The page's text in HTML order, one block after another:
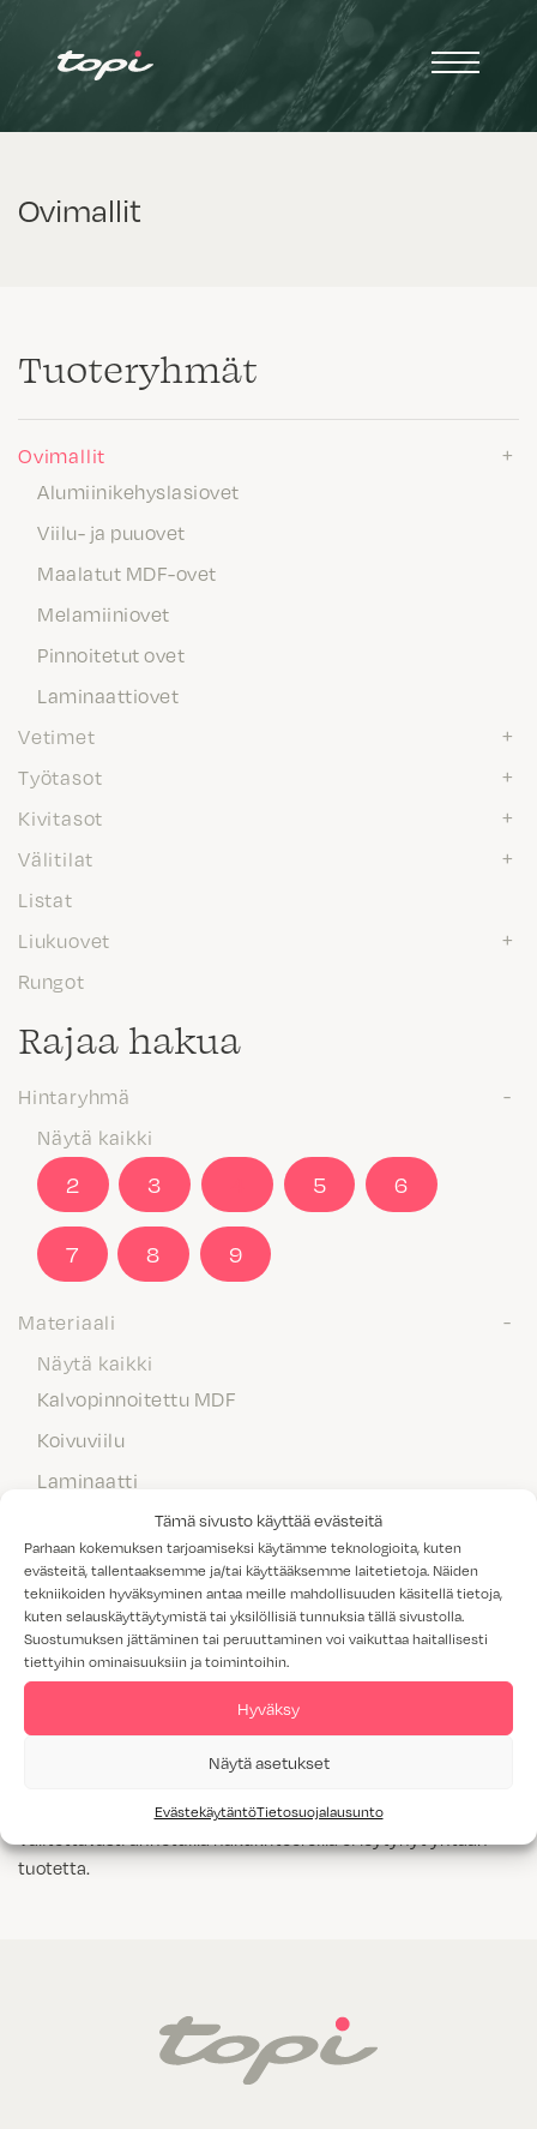
Tämä sivusto käyttää evästeitä
Parhaan kokemuksen tarjoamiseksi käytämme teknologioita, kuten
evästeitä, tallentaaksemme ja/tai käyttääksemme laitetietoja. Näiden
tekniikoiden hyväksyminen antaa meille mahdollisuuden käsitellä tietoja,
kuten selauskäyttäytymistä tai yksilöllisiä tunnuksia tällä sivustolla.
Suostumuksen jättäminen tai peruuttaminen voi vaikuttaa haitallisesti
tiettyihin ominaisuuksiin ja toimintoihin.
Hyväksy
Näytä asetukset
EvästekäytäntöTietosuojalausunto
Ovimallit
Tuote­ryhmät
Ovimallit
Alumiinikehyslasiovet
Viilu- ja puuovet
Maalatut MDF-ovet
Melamiiniovet
Pinnoitetut ovet
Laminaattiovet
Vetimet
Työtasot
Kivitasot
Välitilat
Listat
Liukuovet
Rungot
Rajaa hakua
Hintaryhmä
Näytä kaikki
2 3 5 6
7 8 9
Materiaali
Näytä kaikki
Kalvopinnoitettu MDF
Koivuviilu
Laminaatti
Maalattu MDF
Massiivipuu
Melamiini
Tammiviilu
M1-luokitus
Valitettavasti annetuilla hakukriteereillä ei löytynyt yhtään
tuotetta.